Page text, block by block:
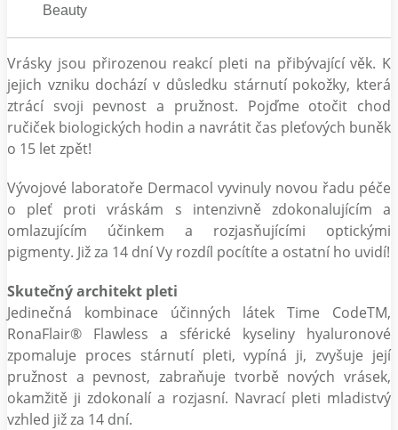
Beauty
Vrásky jsou přirozenou reakcí pleti na přibývající věk. K
jejich vzniku dochází v důsledku stárnutí pokožky, která
ztrácí svoji pevnost a pružnost. Pojďme otočit chod
ručiček biologických hodin a navrátit čas pleťových buněk
o 15 let zpět!
Vývojové laboratoře Dermacol vyvinuly novou řadu péče
o pleť proti vráskám s intenzivně zdokonalujícím a
omlazujícím účinkem a rozjasňujícími optickými
pigmenty. Již za 14 dní Vy rozdíl pocítíte a ostatní ho uvidí!
Skutečný architekt pleti
Jedinečná kombinace účinných látek Time CodeTM,
RonaFlair® Flawless a sférické kyseliny hyaluronové
zpomaluje proces stárnutí pleti, vypíná ji, zvyšuje její
pružnost a pevnost, zabraňuje tvorbě nových vrásek,
okamžitě ji zdokonalí a rozjasní. Navrací pleti mladistvý
vzhled již za 14 dní.